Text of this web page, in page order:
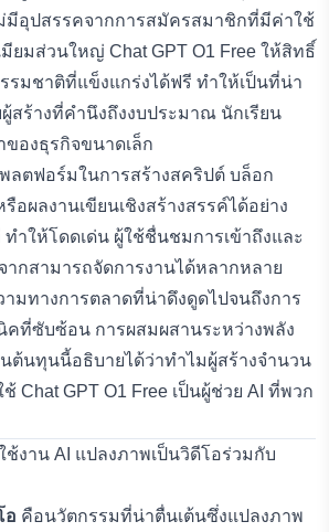
มีอุปสรรคจากการสมัครสมาชิกที่มีค่าใช้
มียมส่วนใหญ่ Chat GPT O1 Free ให้สิทธิ์
รมชาติที่แข็งแกร่งได้ฟรี ทำให้เป็นที่น่า
สร้างที่คำนึงถึงงบประมาณ นักเรียน
ของธุรกิจขนาดเล็ก
ลตฟอร์มในการสร้างสคริปต์ บล็อก
อผลงานเขียนเชิงสร้างสรรค์ได้อย่าง
ทำให้โดดเด่น ผู้ใช้ชื่นชมการเข้าถึงและ
ากสามารถจัดการงานได้หลากหลาย
มทางการตลาดที่น่าดึงดูดไปจนถึงการ
คที่ซับซ้อน การผสมผสานระหว่างพลัง
ต้นทุนนี้อธิบายได้ว่าทำไมผู้สร้างจำนวน
Chat GPT O1 Free เป็นผู้ช่วย AI ที่พวก
งาน AI แปลงภาพเป็นวิดีโอร่วมกับ
อ คือนวัตกรรมที่น่าตื่นเต้นซึ่งแปลงภาพ